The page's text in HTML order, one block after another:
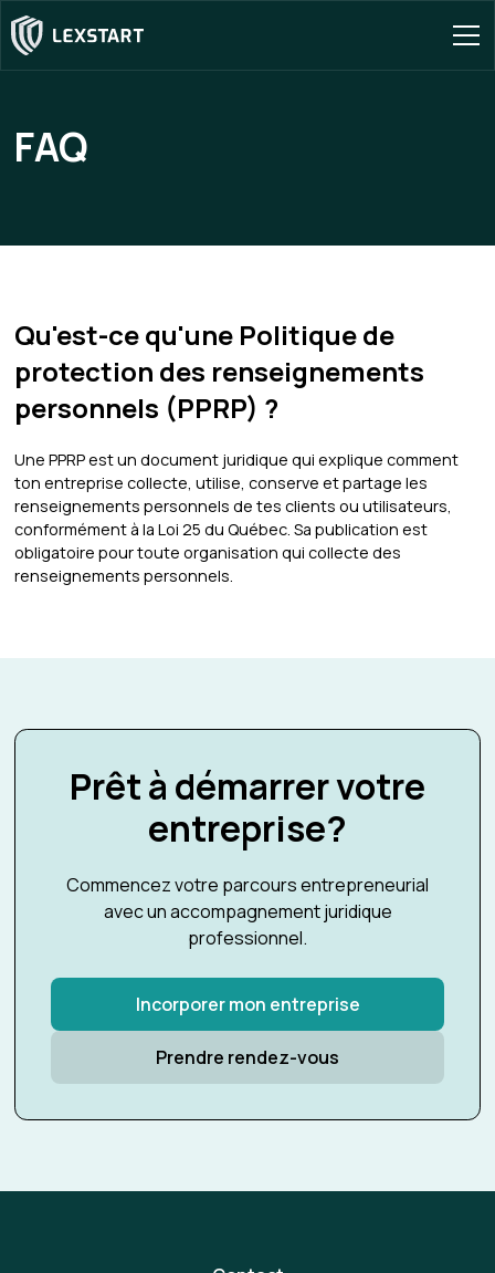
FAQ
Qu'est-ce qu'une Politique de
protection des renseignements
personnels (PPRP) ?
Une PPRP est un document juridique qui explique comment
ton entreprise collecte, utilise, conserve et partage les
renseignements personnels de tes clients ou utilisateurs,
conformément à la Loi 25 du Québec. Sa publication est
obligatoire pour toute organisation qui collecte des
renseignements personnels.
Prêt à démarrer votre
entreprise?
Commencez votre parcours entrepreneurial
avec un accompagnement juridique
professionnel.
Incorporer mon entreprise
Prendre rendez-vous